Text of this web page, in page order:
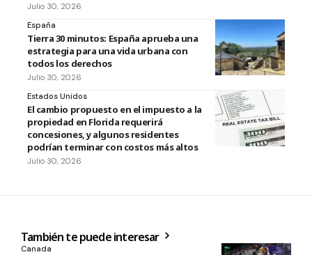
Julio 30, 2026
España
Tierra 30 minutos: España aprueba una
estrategia para una vida urbana con
todos los derechos
Julio 30, 2026
Estados Unidos
El cambio propuesto en el impuesto a la
propiedad en Florida requerirá
concesiones, y algunos residentes
podrían terminar con costos más altos
Julio 30, 2026
También te puede interesar
Canada